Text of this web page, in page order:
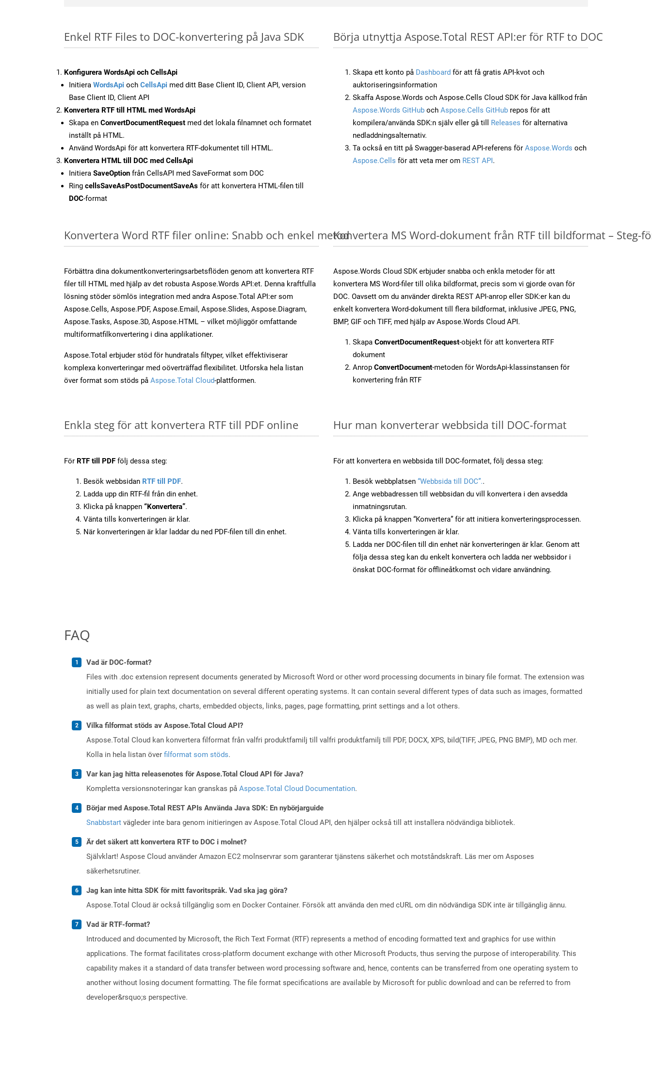
Enkel RTF Files to DOC-konvertering på Java SDK
Konfigurera WordsApi och CellsApi
Initiera WordsApi och CellsApi med ditt Base Client ID, Client API, version
Base Client ID, Client API
Konvertera RTF till HTML med WordsApi
Skapa en ConvertDocumentRequest med det lokala filnamnet och formatet
inställt på HTML.
Använd WordsApi för att konvertera RTF-dokumentet till HTML.
Konvertera HTML till DOC med CellsApi
Initiera SaveOption från CellsAPI med SaveFormat som DOC
Ring cellsSaveAsPostDocumentSaveAs för att konvertera HTML-filen till
DOC-format
Börja utnyttja Aspose.Total REST API:er för RTF to DOC
Skapa ett konto på Dashboard för att få gratis API-kvot och
auktoriseringsinformation
Skaffa Aspose.Words och Aspose.Cells Cloud SDK för Java källkod från
Aspose.Words GitHub och Aspose.Cells GitHub repos för att
kompilera/använda SDK:n själv eller gå till Releases för alternativa
nedladdningsalternativ.
Ta också en titt på Swagger-baserad API-referens för Aspose.Words och
Aspose.Cells för att veta mer om REST API.
Konvertera Word RTF filer online: Snabb och enkel metod
Förbättra dina dokumentkonverteringsarbetsflöden genom att konvertera RTF
filer till HTML med hjälp av det robusta Aspose.Words API:et. Denna kraftfulla
lösning stöder sömlös integration med andra Aspose.Total API:er som
Aspose.Cells, Aspose.PDF, Aspose.Email, Aspose.Slides, Aspose.Diagram,
Aspose.Tasks, Aspose.3D, Aspose.HTML – vilket möjliggör omfattande
multiformatfilkonvertering i dina applikationer.
Aspose.Total erbjuder stöd för hundratals filtyper, vilket effektiviserar
komplexa konverteringar med oöverträffad flexibilitet. Utforska hela listan
över format som stöds på Aspose.Total Cloud-plattformen.
Konvertera MS Word-dokument från RTF till bildformat – Steg-
Aspose.Words Cloud SDK erbjuder snabba och enkla metoder för att
konvertera MS Word-filer till olika bildformat, precis som vi gjorde ovan för
DOC. Oavsett om du använder direkta REST API-anrop eller SDK:er kan du
enkelt konvertera Word-dokument till flera bildformat, inklusive JPEG, PNG,
BMP, GIF och TIFF, med hjälp av Aspose.Words Cloud API.
Skapa ConvertDocumentRequest-objekt för att konvertera RTF
dokument
Anrop ConvertDocument-metoden för WordsApi-klassinstansen för
konvertering från RTF
Enkla steg för att konvertera RTF till PDF online
För RTF till PDF följ dessa steg:
Besök webbsidan RTF till PDF.
Ladda upp din RTF-fil från din enhet.
Klicka på knappen “Konvertera”.
Vänta tills konverteringen är klar.
När konverteringen är klar laddar du ned PDF-filen till din enhet.
Hur man konverterar webbsida till DOC-format
För att konvertera en webbsida till DOC-formatet, följ dessa steg:
Besök webbplatsen “Webbsida till DOC”..
Ange webbadressen till webbsidan du vill konvertera i den avsedda
inmatningsrutan.
Klicka på knappen “Konvertera” för att initiera konverteringsprocessen.
Vänta tills konverteringen är klar.
Ladda ner DOC-filen till din enhet när konverteringen är klar. Genom att
följa dessa steg kan du enkelt konvertera och ladda ner webbsidor i
önskat DOC-format för offlineåtkomst och vidare användning.
FAQ
Vad är DOC-format?
Files with .doc extension represent documents generated by Microsoft Word or other word processing documents in binary file format. The extension was
initially used for plain text documentation on several different operating systems. It can contain several different types of data such as images, formatted
as well as plain text, graphs, charts, embedded objects, links, pages, page formatting, print settings and a lot others.
Vilka filformat stöds av Aspose.Total Cloud API?
Aspose.Total Cloud kan konvertera filformat från valfri produktfamilj till valfri produktfamilj till PDF, DOCX, XPS, bild(TIFF, JPEG, PNG BMP), MD och mer.
Kolla in hela listan över filformat som stöds.
Var kan jag hitta releasenotes för Aspose.Total Cloud API för Java?
Kompletta versionsnoteringar kan granskas på Aspose.Total Cloud Documentation.
Börjar med Aspose.Total REST APIs Använda Java SDK: En nybörjarguide
Snabbstart vägleder inte bara genom initieringen av Aspose.Total Cloud API, den hjälper också till att installera nödvändiga bibliotek.
Är det säkert att konvertera RTF to DOC i molnet?
Självklart! Aspose Cloud använder Amazon EC2 molnservrar som garanterar tjänstens säkerhet och motståndskraft. Läs mer om Asposes
säkerhetsrutiner.
Jag kan inte hitta SDK för mitt favoritspråk. Vad ska jag göra?
Aspose.Total Cloud är också tillgänglig som en Docker Container. Försök att använda den med cURL om din nödvändiga SDK inte är tillgänglig ännu.
Vad är RTF-format?
Introduced and documented by Microsoft, the Rich Text Format (RTF) represents a method of encoding formatted text and graphics for use within
applications. The format facilitates cross-platform document exchange with other Microsoft Products, thus serving the purpose of interoperability. This
capability makes it a standard of data transfer between word processing software and, hence, contents can be transferred from one operating system to
another without losing document formatting. The file format specifications are available by Microsoft for public download and can be referred to from
developer&rsquo;s perspective.